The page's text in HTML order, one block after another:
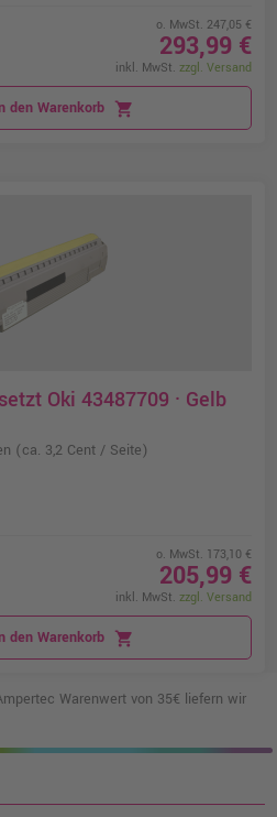
o. MwSt. 247,05 €
293,99 €
inkl. MwSt. zzgl. Versand
den Warenkorb shopping_cart
Oki 43487709 · Gelb
(ca. 3,2 Cent / Seite)
o. MwSt. 173,10 €
205,99 €
inkl. MwSt. zzgl. Versand
den Warenkorb shopping_cart
Warenwert von 35€ liefern wir